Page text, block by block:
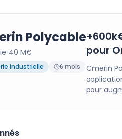
Polycable
•40 M€
industrielle 6 mois
pour
Omerin
pour